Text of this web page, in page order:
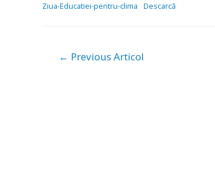
Ziua-Educatiei-pentru-clima Descarcă
Navigare
← Previous Articol